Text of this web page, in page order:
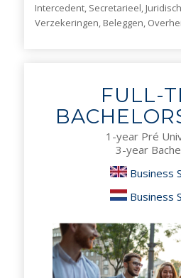
Intercedent, Secretarieel,
Verzekeringen, Beleggen,
FULL-
1-year Pré
3-year
Business
Business